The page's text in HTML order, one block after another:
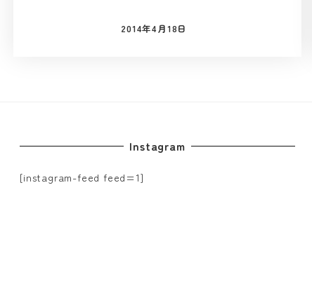
投稿日
2014年4月18日
Instagram
[instagram-feed feed=1]